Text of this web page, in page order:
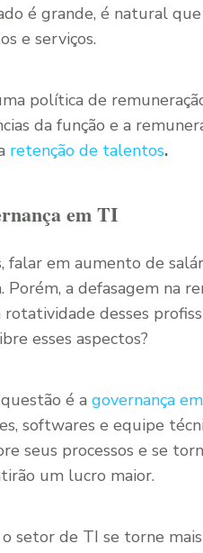
é grande, é natural
e serviços.
política de
da função e a
retenção de talentos.
em TI
falar em aumento de
Porém, a defasagem na
rotatividade desses
esses aspectos?
é a governança
softwares e equipe
seus processos e se
um lucro maior.
setor de TI se torne